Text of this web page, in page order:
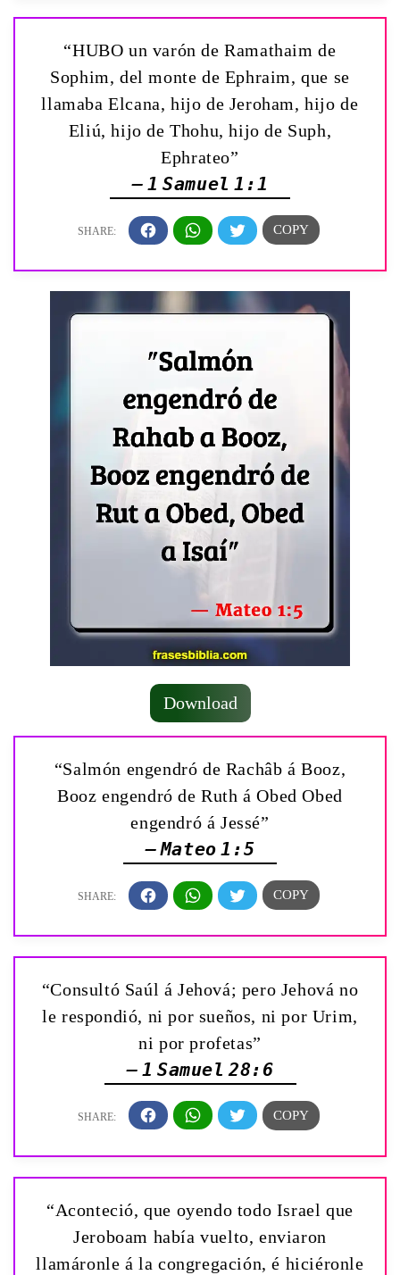
“HUBO un varón de Ramathaim de
Sophim, del monte de Ephraim, que se
llamaba Elcana, hijo de Jeroham, hijo de
Eliú, hijo de Thohu, hijo de Suph,
Ephrateo”
— 1 Samuel 1:1
Download
“Salmón engendró de Rachâb á Booz,
Booz engendró de Ruth á Obed Obed
engendró á Jessé”
— Mateo 1:5
“Consultó Saúl á Jehová; pero Jehová no
le respondió, ni por sueños, ni por Urim,
ni por profetas”
— 1 Samuel 28:6
“Aconteció, que oyendo todo Israel que
Jeroboam había vuelto, enviaron
llamáronle á la congregación, é hiciéronle